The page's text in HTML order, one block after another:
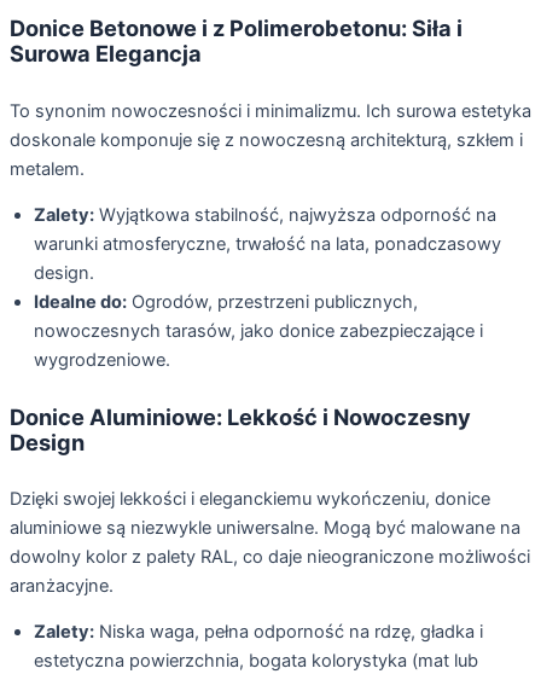
Donice Betonowe i z Polimerobetonu: Siła i
Surowa Elegancja
To synonim nowoczesności i minimalizmu. Ich surowa estetyka
doskonale komponuje się z nowoczesną architekturą, szkłem i
metalem.
Zalety: Wyjątkowa stabilność, najwyższa odporność na
warunki atmosferyczne, trwałość na lata, ponadczasowy
design.
Idealne do: Ogrodów, przestrzeni publicznych,
nowoczesnych tarasów, jako donice zabezpieczające i
wygrodzeniowe.
Donice Aluminiowe: Lekkość i Nowoczesny
Design
Dzięki swojej lekkości i eleganckiemu wykończeniu, donice
aluminiowe są niezwykle uniwersalne. Mogą być malowane na
dowolny kolor z palety RAL, co daje nieograniczone możliwości
aranżacyjne.
Zalety: Niska waga, pełna odporność na rdzę, gładka i
estetyczna powierzchnia, bogata kolorystyka (mat lub